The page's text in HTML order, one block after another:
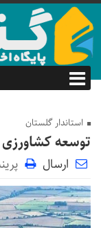
استاندار گلستان
توسعه کشاورزی
ارسال